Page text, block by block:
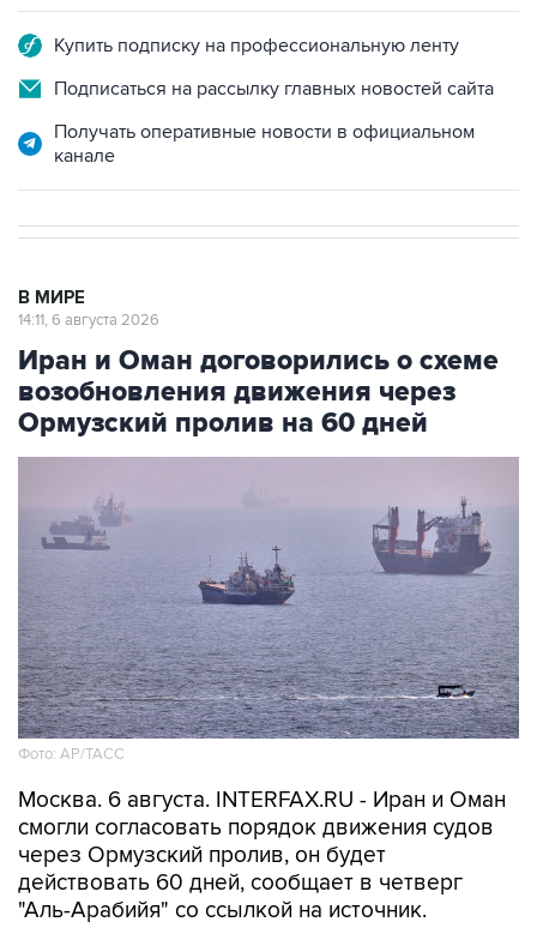
Купить подписку на профессиональную ленту
Подписаться на рассылку главных новостей сайта
Получать оперативные новости в официальном
канале
В МИРЕ
14:11, 6 августа 2026
Иран и Оман договорились о схеме
возобновления движения через
Ормузский пролив на 60 дней
Фото: AP/ТАСС
Москва. 6 августа. INTERFAX.RU - Иран и Оман
смогли согласовать порядок движения судов
через Ормузский пролив, он будет
действовать 60 дней, сообщает в четверг
"Аль-Арабийя" со ссылкой на источник.